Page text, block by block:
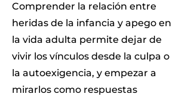
Comprender la relación entre
heridas de la infancia y apego en
la vida adulta permite dejar de
vivir los vínculos desde la culpa o
la autoexigencia, y empezar a
mirarlos como respuestas